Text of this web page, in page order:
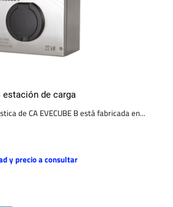
estación de carga
de CA EVECUBE B está fabricada en...
y precio a consultar